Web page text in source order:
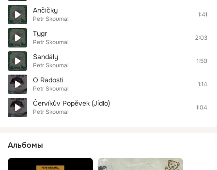
Ančičky
Petr Skoumal
1:41
Tygr
Petr Skoumal
2:03
Sandály
Petr Skoumal
1:50
O Radosti
Petr Skoumal
1:14
Červíkův Popěvek (Jídlo)
Petr Skoumal
1:04
Альбомы